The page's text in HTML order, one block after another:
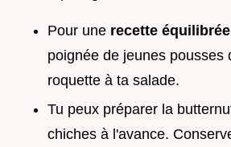
Pour une recette équilibrée
poignée de jeunes pousses
roquette à ta salade.
Tu peux préparer la
chiches à l'avance.